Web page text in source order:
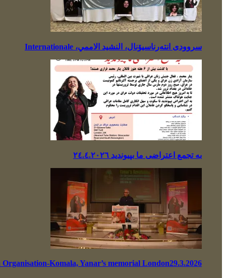
سروودی انتەرناسیۆنال، النشيد الاممي، Internationale
بە تجمع اعتراضی ما بپیوندید ٢٤.٤.٢٠٢٦
Komala, Yanar’s memorial London29.3.2026